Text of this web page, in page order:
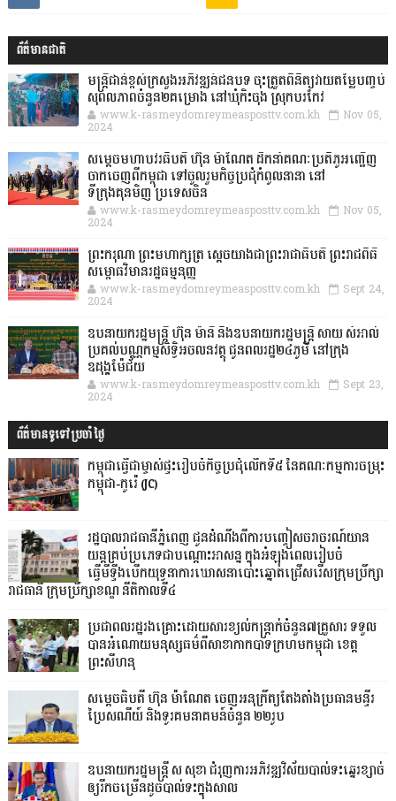
ព័ត៌មានជាតិ
មន្ត្រីជាន់ខ្ពស់ក្រសួងអភិវឌ្ឍន៍ជនបទ ចុះត្រួតពិនិត្យវាយតម្លៃបញ្ចប់
សុពលភាពចំនួន២គម្រោង នៅឃុំកិះចុង ស្រុកបរកែវ
www.k-rasmeydomreymeasposttv.com.kh Nov 05,
2024
សម្តេចមហាបវរធិបតី ហ៊ុន ម៉ាណែត ដឹកនាំគណៈប្រតិភូអញ្ជើញ
ចាកចេញពីកម្ពុជា ទៅចូលរួមកិច្ចប្រជុំកំពូលនានា នៅ
ទីក្រុងគុនមិញ ប្រទេសចិន
www.k-rasmeydomreymeasposttv.com.kh Nov 05,
2024
ព្រះករុណា ព្រះមហាក្សត្រ ស្តេចយាងជាព្រះរាជាធិបតី ព្រះរាជពិធី
សម្ពោធវិមានរដ្ឋធម្មនុញ្ញ
www.k-rasmeydomreymeasposttv.com.kh Sept 24,
2024
ឧបនាយករដ្ឋមន្ដ្រី ហ៊ុន ម៉ានី និងឧបនាយករដ្ឋមន្ដ្រី សាយ សំអាល់
ប្រគល់បណ្ណកម្មសិទ្ធិអចលនវត្ថុ ជូនពលរដ្ឋ២៤ភូមិ នៅក្រុង
ឧដុង្គម៉ែជ័យ
www.k-rasmeydomreymeasposttv.com.kh Sept 23,
2024
ព័ត៌មានទូទៅប្រចាំថ្ងៃ
កម្ពុជាធ្វើជាម្ចាស់ផ្ទះរៀបចំកិច្ចប្រជុំលើកទី៥ នៃគណៈកម្មការចម្រុះ
កម្ពុជា-កូរ៉េ (JC)
រដ្ឋបាលរាជធានីភ្នំពេញ ជូនដំណឹងពីការបញ្ចៀសចរាចរណ៍យាន
យន្តគ្រប់ប្រភេទជាបណ្តោះអាសន្ន ក្នុងអំឡុងពេលរៀបចំ
ធ្វើមីទ្ទីងបើកយុទ្ធនាការឃោសនាបោះឆ្នោតជ្រើសរើសក្រុមប្រឹក្សា
រាជធានី ក្រុមប្រឹក្សាខណ្ឌ នីតិកាលទី៤
ប្រជាពលរដ្ឋរងគ្រោះដោយសារខ្យល់កន្ត្រាក់ចំនួន៧គ្រួសារ ទទួល
បានអំណោយមនុស្សធម៌ពីសាខាកាកបាទក្រហមកម្ពុជា ខេត្ត
ព្រះសីហនុ
សម្តេចធិបតី ហ៊ុន ម៉ាណែត ចេញអនុក្រឹត្យតែងតាំងប្រធានមន្ទីរ
ប្រៃសណីយ៍ និងទូរគមនាគមន៍ចំនួន ២២រូប
ឧបនាយករដ្ឋមន្ដ្រី ស សុខា ជំរុញការអភិវឌ្ឍវិស័យបាល់ទះឆ្នេរខ្សាច់
ឲ្យរីកចម្រើនដូចបាល់ទះក្នុងសាល